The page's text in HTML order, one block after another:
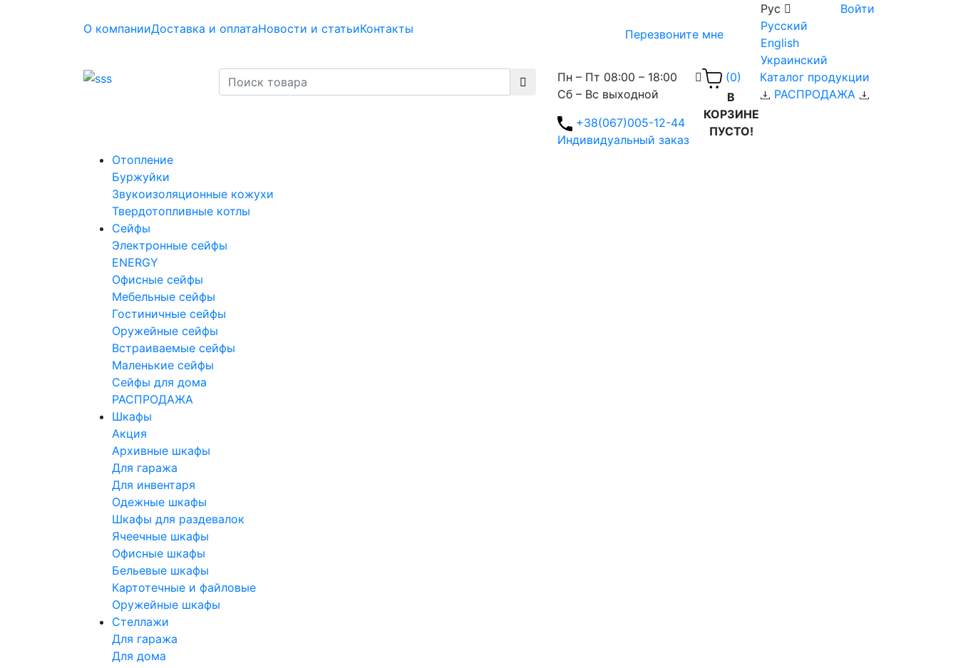
О компанииДоставка и оплатаНовости и статьиКонтакты Перезвоните мне
Рус
Русский
English
Украинский
Войти
Пн – Пт 08:00 – 18:00
Сб – Вс выходной
+38(067)005-12-44
Индивидуальный заказ
(0)
В
КОРЗИНЕ
ПУСТО!
Каталог продукции
РАСПРОДАЖА
Отопление
Буржуйки
Звукоизоляционные кожухи
Твердотопливные котлы
Сейфы
Электронные сейфы
ENERGY
Офисные сейфы
Мебельные сейфы
Гостиничные сейфы
Оружейные сейфы
Встраиваемые сейфы
Маленькие сейфы
Сейфы для дома
РАСПРОДАЖА
Шкафы
Акция
Архивные шкафы
Для гаража
Для инвентаря
Одежные шкафы
Шкафы для раздевалок
Ячеечные шкафы
Офисные шкафы
Бельевые шкафы
Картотечные и файловые
Оружейные шкафы
Стеллажи
Для гаража
Для дома